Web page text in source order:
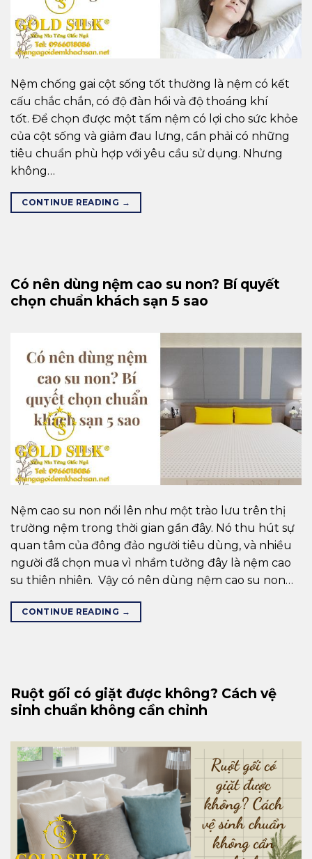
Nệm chống gai cột sống tốt thường là nệm có kết
cấu chắc chắn, có độ đàn hồi và độ thoáng khí
tốt. Để chọn được một tấm nệm có lợi cho sức khỏe
của cột sống và giảm đau lưng, cần phải có những
tiêu chuẩn phù hợp với yêu cầu sử dụng. Nhưng
không…
CONTINUE READING →
Có nên dùng nệm cao su non? Bí quyết
chọn chuẩn khách sạn 5 sao
Nệm cao su non nổi lên như một trào lưu trên thị
trường nệm trong thời gian gần đây. Nó thu hút sự
quan tâm của đông đảo người tiêu dùng, và nhiều
người đã chọn mua vì nhầm tưởng đây là nệm cao
su thiên nhiên. Vậy có nên dùng nệm cao su non…
CONTINUE READING →
Ruột gối có giặt được không? Cách vệ
sinh chuẩn không cần chỉnh